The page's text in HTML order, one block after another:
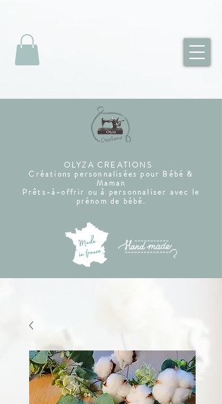
OLYZA CREATIONS
Créations personnalisées pour Bébé &
Maman
Prêts-à-offrir ou à personnaliser avec le
prénom de bébé.